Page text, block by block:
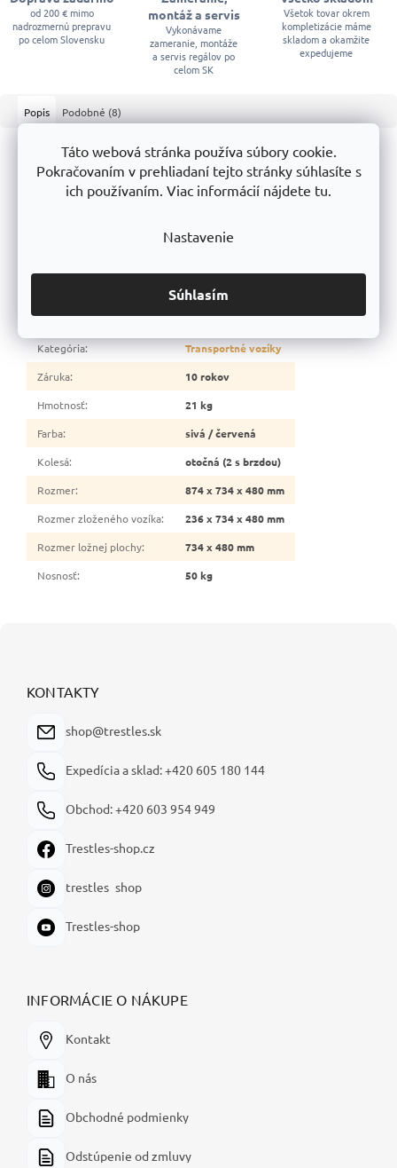
Táto webová stránka používa súbory cookie.
Pokračovaním v prehliadaní tejto stránky súhlasíte s
ich používaním. Viac informácií nájdete tu.
Nastavenie
Súhlasím
od 200 € mimo
nadrozmernú prepravu
po celom Slovensku
montáž a servis
Vykonávame
zameranie, montáže
a servis regálov po
celom SK
Všetok tovar okrem
kompletizácie máme
skladom a okamžite
expedujeme
Popis Podobné (8)
Podrobný popis
ideálny pomocník na prepravu nákladu do 50 kg
vyrobené z vysokokvalitných oceľových rúrok
Kvalita lakovania je prášková farbaRAL 7031 - plošina / RAL
Dodatočné parametre
Kategória:
Transportné vozíky
Záruka:
10 rokov
Hmotnosť:
21 kg
Farba:
sivá / červená
Kolesá:
otočná (2 s brzdou)
Rozmer:
874 x 734 x 480 mm
Rozmer zloženého vozíka:
236 x 734 x 480 mm
Rozmer ložnej plochy:
734 x 480 mm
Nosnosť: 50 kg
KONTAKTY
shop@trestles.sk
Expedícia a sklad: +420 605 180 144
Obchod: +420 603 954 949
Trestles-shop.cz
trestles_shop
Trestles-shop
INFORMÁCIE O NÁKUPE
Kontakt
O nás
Obchodné podmienky
Odstúpenie od zmluvy